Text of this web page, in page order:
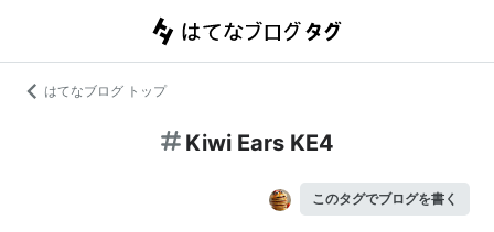
はてなブログ トップ
Kiwi Ears KE4
このタグでブログを書く